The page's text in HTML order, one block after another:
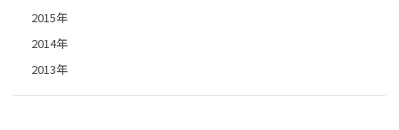
2015年
2014年
2013年